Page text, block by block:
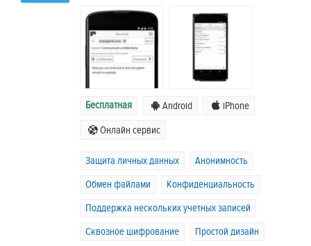
Бесплатная Android iPhone
Онлайн сервис
Защита личных данных
Анонимность
Обмен файлами
Конфиденциальность
Поддержка нескольких учетных записей
Сквозное шифрование
Простой дизайн